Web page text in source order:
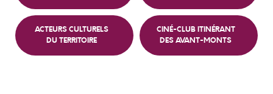
ACTEURS CULTURELS
DU TERRITOIRE
CINÉ-CLUB ITINÉRANT
DES AVANT-MONTS